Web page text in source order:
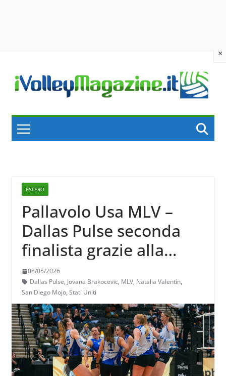
×
content
ESTERO
Pallavolo Usa MLV –
Dallas Pulse seconda
finalista grazie alla
vittoria in semifinale su
San Diego Mojo
08/05/2026
Dallas Pulse, Jovana Brakocevic, MLV, Natalia Valentín,
San Diego Mojo, Stati Uniti